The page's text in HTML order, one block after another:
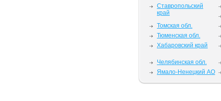
Ставропольский
край
Томская обл.
Тюменская обл.
Хабаровский край
Челябинская обл.
Ямало-Ненецкий АО